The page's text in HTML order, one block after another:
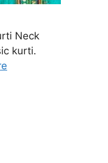
Neck
kurti.